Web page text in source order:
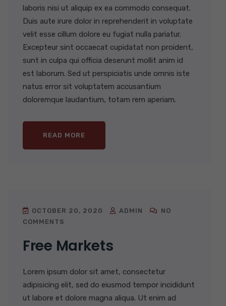
laboris nisi ut aliquip ex ea commodo consequat.
Duis aute irure dolor in reprehenderit in voluptate
velit esse cillum dolore eu fugiat nulla pariatur.
Excepteur sint occaecat cupidatat non proident,
sunt in culpa qui officia deserunt mollit anim id
est laborum. Sed ut perspiciatis unde omnis iste
natus error sit voluptatem accusantium
doloremque laudantium, totam rem aperiam.
READ MORE
OCTOBER 20, 2020 ADMIN
NO
COMMENTS
Free Markets
Lorem ipsum dolor sit amet, consectetur
adipisicing elit, sed do eiusmod tempor incididunt
ut labore et dolore magna aliqua. Ut enim ad